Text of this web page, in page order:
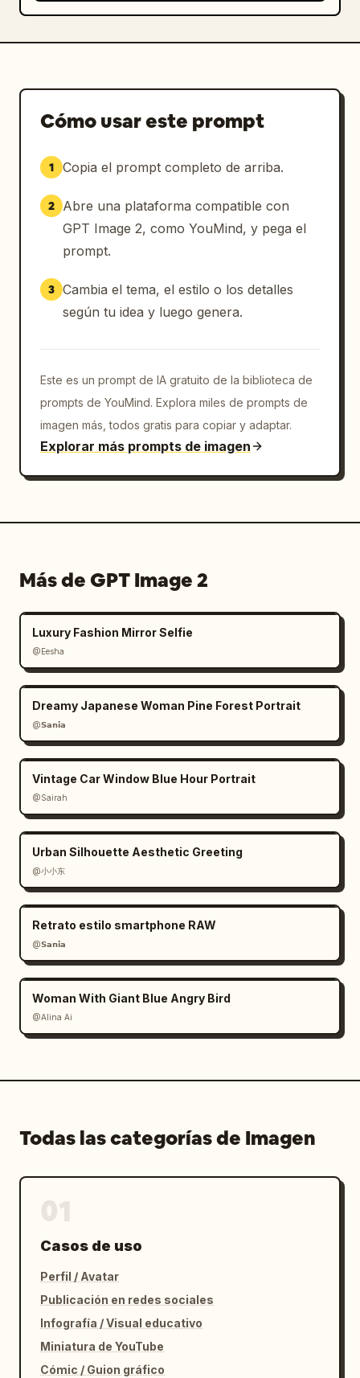
Cómo usar este prompt
1 Copia el prompt completo de arriba.
2
Abre una plataforma compatible con
GPT Image 2, como YouMind, y pega el
prompt.
3 Cambia el tema, el estilo o los detalles
según tu idea y luego genera.
Este es un prompt de IA gratuito de la biblioteca de
prompts de YouMind. Explora miles de prompts de
imagen más, todos gratis para copiar y adaptar.
Explorar más prompts de imagen
Más de GPT Image 2
Luxury Fashion Mirror Selfie
@Eesha
Dreamy Japanese Woman Pine Forest Portrait
@𝗦𝗮𝗻𝗶𝗮
Vintage Car Window Blue Hour Portrait
@Sairah
Urban Silhouette Aesthetic Greeting
@小小东
Retrato estilo smartphone RAW
@𝗦𝗮𝗻𝗶𝗮
Woman With Giant Blue Angry Bird
@Alina Ai
Todas las categorías de Imagen
Casos de uso
Perfil / Avatar
Publicación en redes sociales
Infografía / Visual educativo
Miniatura de YouTube
Cómic / Guion gráfico